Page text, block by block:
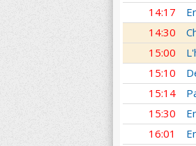
14:17
14:30
15:00
15:10
15:14
15:30
16:01